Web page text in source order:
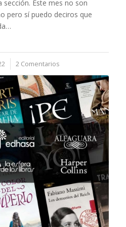
sección. Este mes no son
pero sí puedo deciros que
2 Comentarios